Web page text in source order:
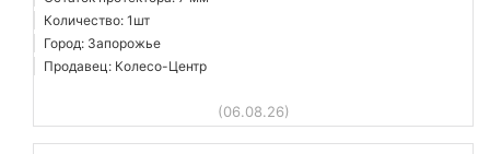
Количество: 1шт
Город: Запорожье
Продавец: Колесо-Центр
(06.08.26)